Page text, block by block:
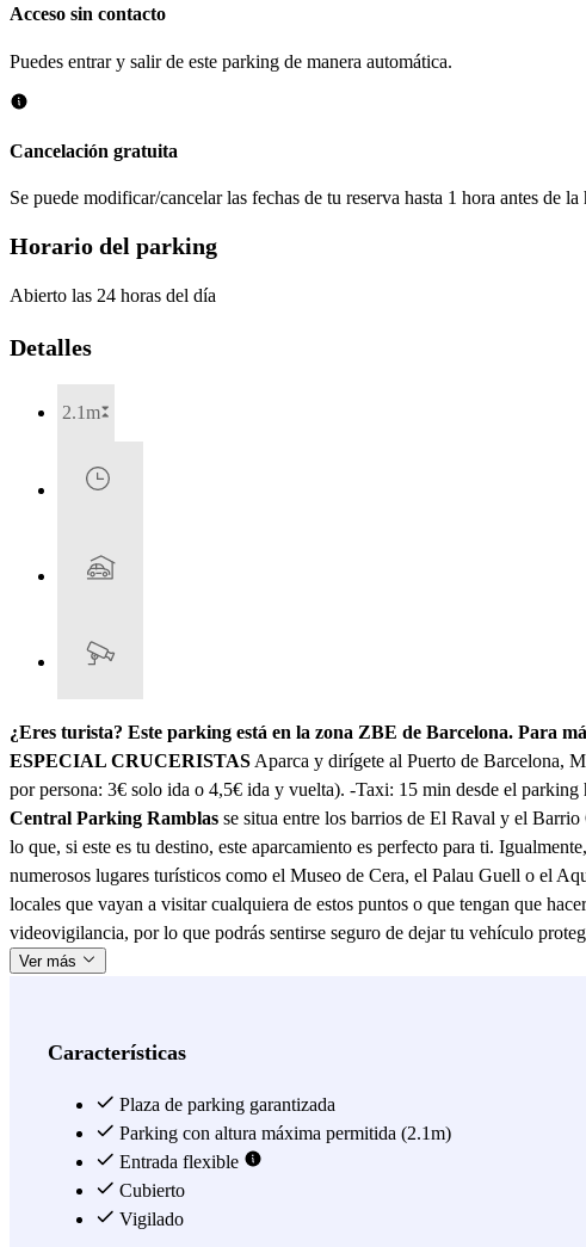
Acceso sin contacto
Puedes entrar y salir de este parking de manera automática.
Cancelación gratuita
Se puede modificar/cancelar las fechas de tu reserva hasta 1 hora antes de la
Horario del parking
Abierto las 24 horas del día
Detalles
2.1m
¿Eres turista? Este parking está en la zona ZBE de Barcelona. Para
ESPECIAL CRUCERISTAS Aparca y dirígete al Puerto de Barcelona,
por persona: 3€ solo ida o 4,5€ ida y vuelta). -Taxi: 15 min desde el
Central Parking Ramblas se situa entre los barrios de El Raval y el
lo que, si este es tu destino, este aparcamiento es perfecto para ti.
numerosos lugares turísticos como el Museo de Cera, el Palau Guell o el
locales que vayan a visitar cualquiera de estos puntos o que tengan que
videovigilancia, por lo que podrás sentirse seguro de dejar tu vehículo
Ver más
Características
Plaza de parking garantizada
Parking con altura máxima permitida (2.1m)
Entrada flexible
Cubierto
Vigilado